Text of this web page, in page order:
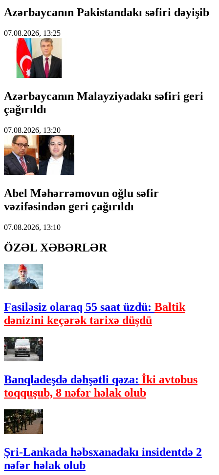
Azərbaycanın Pakistandakı səfiri dəyişib
07.08.2026, 13:25
Azərbaycanın Malayziyadakı səfiri geri
çağırıldı
07.08.2026, 13:20
Abel Məhərrəmovun oğlu səfir
vəzifəsindən geri çağırıldı
07.08.2026, 13:10
ÖZƏL XƏBƏRLƏR
Fasiləsiz olaraq 55 saat üzdü: Baltik
dənizini keçərək tarixə düşdü
Banqladeşdə dəhşətli qəza: İki avtobus
toqquşub, 8 nəfər həlak olub
Şri-Lankada həbsxanadakı insidentdə 2
nəfər həlak olub